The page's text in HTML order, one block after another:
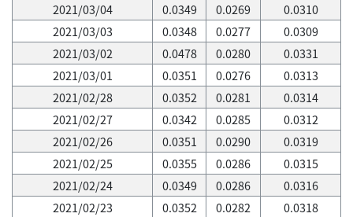
2021/03/04
0.0349 0.0269
0.0310
2021/03/03
0.0348 0.0277
0.0309
2021/03/02
0.0478 0.0280
0.0331
2021/03/01
0.0351 0.0276
0.0313
2021/02/28
0.0352 0.0281
0.0314
2021/02/27
0.0342 0.0285
0.0312
2021/02/26
0.0351 0.0290
0.0319
2021/02/25
0.0355 0.0286
0.0315
2021/02/24
0.0349 0.0286
0.0316
2021/02/23
0.0352 0.0282
0.0318